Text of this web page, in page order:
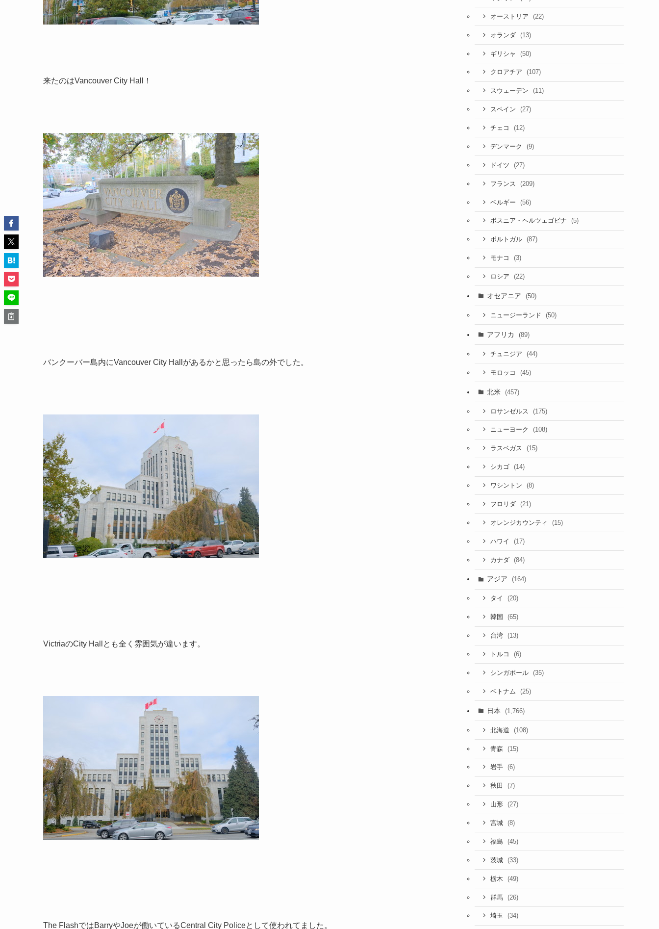
来たのはVancouver City Hall！
バンクーバー島内にVancouver City Hallがあるかと思ったら島の外でした。
VictriaのCity Hallとも全く雰囲気が違います。
The FlashではBarryやJoeが働いているCentral City Policeとして使われてました。
オーストリア (22)
オランダ (13)
ギリシャ (50)
クロアチア (107)
スウェーデン (11)
スペイン (27)
チェコ (12)
デンマーク (9)
ドイツ (27)
フランス (209)
ベルギー (56)
ボスニア・ヘルツェゴビナ (5)
ポルトガル (87)
モナコ (3)
ロシア (22)
オセアニア (50)
ニュージーランド (50)
アフリカ (89)
チュニジア (44)
モロッコ (45)
北米 (457)
ロサンゼルス (175)
ニューヨーク (108)
ラスベガス (15)
シカゴ (14)
ワシントン (8)
フロリダ (21)
オレンジカウンティ (15)
ハワイ (17)
カナダ (84)
アジア (164)
タイ (20)
韓国 (65)
台湾 (13)
トルコ (6)
シンガポール (35)
ベトナム (25)
日本 (1,766)
北海道 (108)
青森 (15)
岩手 (6)
秋田 (7)
山形 (27)
宮城 (8)
福島 (45)
茨城 (33)
栃木 (49)
群馬 (26)
埼玉 (34)